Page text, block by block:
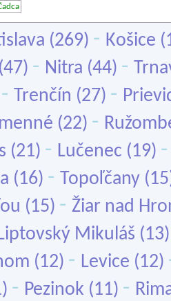
(269) - Košice
(47) - Nitra (44) -
- Trenčín (27) -
(22) -
(21) - Lučenec (19)
(16) - Topoľčany
(15) - Žiar nad
Mikuláš
(12) - Levice (12)
- Pezinok (11) -